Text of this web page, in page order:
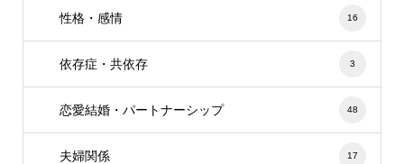
性格・感情 16
依存症・共依存 3
恋愛結婚・パートナーシップ 48
夫婦関係 17